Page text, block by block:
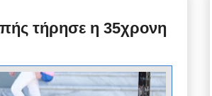
τήρησε η 35χρονη